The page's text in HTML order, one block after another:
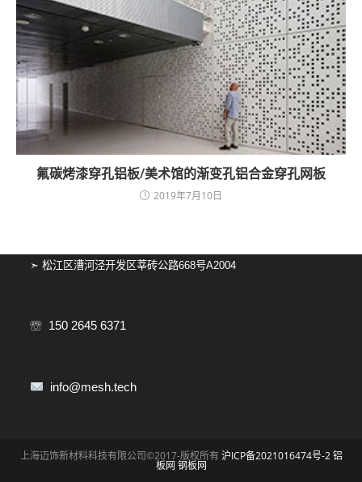
氟碳烤漆穿孔铝板/美术馆的渐变孔铝合金穿孔网板
2019年7月10日
➣ 松江区漕河泾开发区莘砖公路668号A2004
☏ 150 2645 6371
info@mesh.tech
上海迈饰新材料科技有限公司©2017-版权所有沪ICP备2021016474号-2 铝
板网 钢板网